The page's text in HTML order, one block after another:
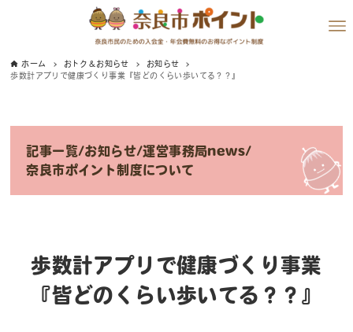
ホーム おトク＆お知らせ
お知らせ
歩数計アプリで健康づくり事業『皆どのくらい歩いてる？？』
記事一覧/お知らせ/運営事務局news/
奈良市ポイント制度について
歩数計アプリで健康づくり事業
『皆どのくらい歩いてる？？』